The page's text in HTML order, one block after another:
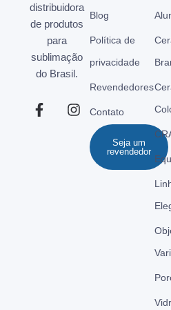
distribuidora
de produtos
para
sublimação
do Brasil.
Blog
Política de
privacidade
Revendedores
Contato
Seja um
revendedor